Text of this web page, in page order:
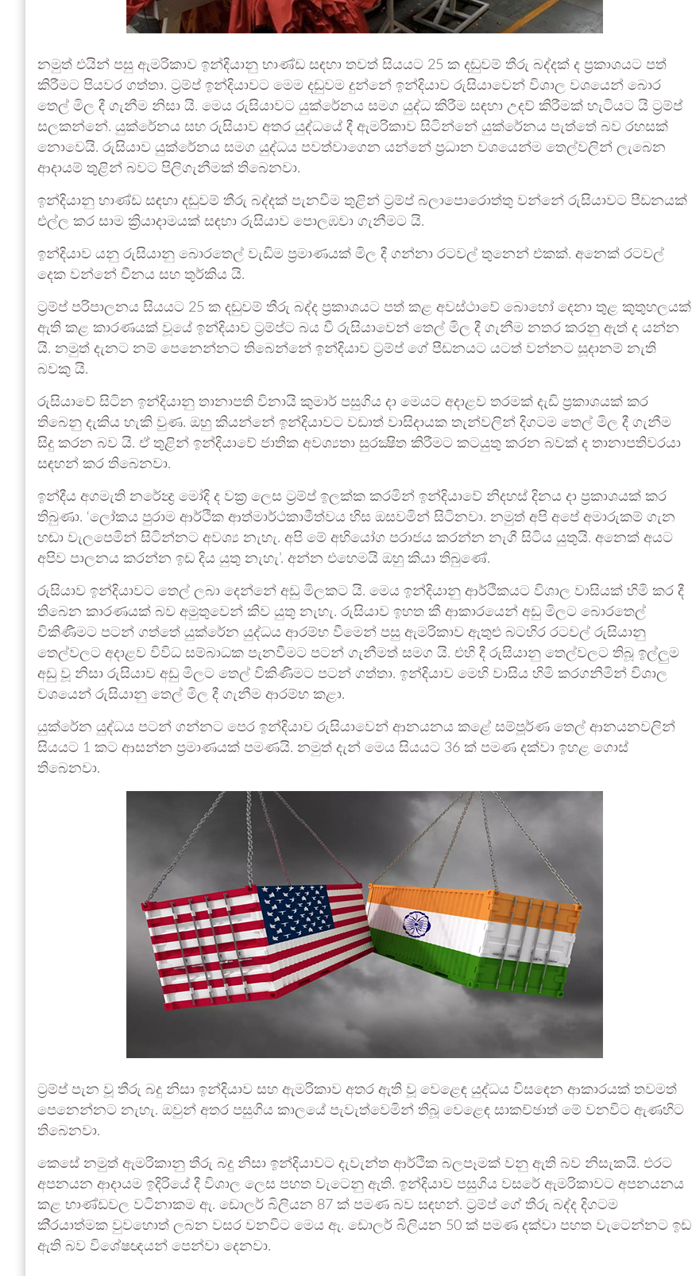
නමුත් එයින් පසු ඇමරිකාව ඉන්දියානු භාණ්ඩ සඳහා තවත් සියයට 25 ක දඬුවම් තීරු බද්දක් ද ප‍්‍රකාශයට පත්
කිරීමට පියවර ගත්තා. ට‍්‍රම්ප් ඉන්දියාවට මෙම දඬුවම දුන්නේ ඉන්දියාව රුසියාවෙන් විශාල වශයෙන් බොර
තෙල් මිල දී ගැනීම නිසා යි. මෙය රුසියාවට යුක්රේනය සමග යුද්ධ කිරීම සඳහා උදව් කිරීමක් හැටියට යි ට‍්‍රම්ප්
සලකන්නේ. යුක්රේනය සහ රුසියාව අතර යුද්ධයේ දී ඇමරිකාව සිටින්නේ යුක්රේනය පැත්තේ බව රහසක්
නොවෙයි. රුසියාව යුක්රේනය සමග යුද්ධය පවත්වාගෙන යන්නේ ප‍්‍රධාන වශයෙන්ම තෙල්වලින් ලැබෙන
ආදායම් තුළින් බවට පිලිගැනීමක් තිබෙනවා.
ඉන්දියානු භාණ්ඩ සඳහා දඬුවම් තීරු බද්දක් පැනවීම තුළින් ට්‍රම්ප් බලාපොරොත්තු වන්නේ රුසියාවට පීඩනයක්
එල්ල කර සාම ක්‍රියාදාමයක් සඳහා රුසියාව පොලඹවා ගැනීමට යි.
ඉන්දියාව යනු රුසියානු බොරතෙල් වැඩිම ප‍්‍රමාණයක් මිල දී ගන්නා රටවල් තුනෙන් එකක්. අනෙක් රටවල්
දෙක වන්නේ චීනය සහ තුර්කිය යි.
ට‍්‍රම්ප් පරිපාලනය සියයට 25 ක දඬුවම් තීරු බද්ද ප‍්‍රකාශයට පත් කළ අවස්ථාවේ බොහෝ දෙනා තුළ කුතුහලයක්
ඇති කළ කාරණයක් වූයේ ඉන්දියාව ට‍්‍රම්ප්ට බය වී රුසියාවෙන් තෙල් මිල දී ගැනීම නතර කරනු ඇත් ද යන්න
යි. නමුත් දැනට නම් පෙනෙන්නට තිබෙන්නේ ඉන්දියාව ට‍්‍රම්ප් ගේ පීඩනයට යටත් වන්නට සූදානම් නැති
බවකු යි.
රුසියාවේ සිටින ඉන්දියානු තානාපති විනායි කුමාර් පසුගිය දා මෙයට අදාළව තරමක් දැඩි ප‍්‍රකාශයක් කර
තිබෙනු දැකිය හැකි වුණ. ඔහු කියන්නේ ඉන්දියාවට වඩාත් වාසිදායක තැන්වලින් දිගටම තෙල් මිල දී ගැනීම
සිදු කරන බව යි. ඒ තුළින් ඉන්දියාවේ ජාතික අවශ්‍යතා සුරක්‍ෂිත කිරීමට කටයුතු කරන බවක් ද තානාපතිවරයා
සඳහන් කර තිබෙනවා.
ඉන්දීය අගමැති නරේන්‍ද්‍ර මෝදි ද වක‍්‍ර ලෙස ට‍්‍රම්ප් ඉලක්ක කරමින් ඉන්දියාවේ නිදහස් දිනය දා ප‍්‍රකාශයක් කර
තිබුණා. ‘ලෝකය පුරාම ආර්ථික ආත්මාර්ථකාමීත්වය හිස ඔසවමින් සිටිනවා. නමුත් අපි අපේ අමාරුකම් ගැන
හඬා වැලපෙමින් සිටින්නට අවශ්‍ය නැහැ. අපි මේ අභියෝග පරාජය කරන්න නැගී සිටිය යුතුයි. අනෙක් අයට
අපිව පාලනය කරන්න ඉඩ දිය යුතු නැහැ’. අන්න එහෙමයි ඔහු කියා තිබුණේ.
රුසියාව ඉන්දියාවට තෙල් ලබා දෙන්නේ අඩු මිලකට යි. මෙය ඉන්දියානු ආර්ථිකයට විශාල වාසියක් හිමි කර දී
තිබෙන කාරණයක් බව අමුතුවෙන් කිව යුතු නැහැ. රුසියාව ඉහත කී ආකාරයෙන් අඩු මිලට බොරතෙල්
විකිණීමට පටන් ගත්තේ යුක්රේන යුද්ධය ආරම්භ වීමෙන් පසු ඇමරිකාව ඇතුළු බටහිර රටවල් රුසියානු
තෙල්වලට අදාළව විවිධ සම්බාධක පැනවීමට පටන් ගැනීමත් සමග යි. එහි දී රුසියානු තෙල්වලට තිබූ ඉල්ලුම
අඩු වූ නිසා රුසියාව අඩු මිලට තෙල් විකිණීමට පටන් ගත්තා. ඉන්දියාව මෙහි වාසිය හිමි කරගනිමින් විශාල
වශයෙන් රුසියානු තෙල් මිල දී ගැනීම ආරම්භ කළා.
යුක්රේන යුද්ධය පටන් ගන්නට පෙර ඉන්දියාව රුසියාවෙන් ආනයනය කළේ සම්පූර්ණ තෙල් ආනයනවලින්
සියයට 1 කට ආසන්න ප‍්‍රමාණයක් පමණයි. නමුත් දැන් මෙය සියයට 36 ක් පමණ දක්වා ඉහළ ගොස්
තිබෙනවා.
ට‍්‍රම්ප් පැන වූ තීරු බදු නිසා ඉන්දියාව සහ ඇමරිකාව අතර ඇති වූ වෙළෙඳ යුද්ධය විසඳෙන ආකාරයක් තවමත්
පෙනෙන්නට නැහැ. ඔවුන් අතර පසුගිය කාලයේ පැවැත්වෙමින් තිබූ වෙළෙඳ සාකච්ඡාත් මේ වනවිට ඇණහිට
තිබෙනවා.
කෙසේ නමුත් ඇමරිකානු තීරු බදු නිසා ඉන්දියාවට දැවැන්ත ආර්ථික බලපෑමක් වනු ඇති බව නිසැකයි. එරට
අපනයන ආදායම ඉදිරියේ දී විශාල ලෙස පහත වැටෙනු ඇති. ඉන්දියාව පසුගිය වසරේ ඇමරිකාවට අපනයනය
කළ භාණ්ඩවල වටිනාකම ඇ. ඩොලර් බිලියන 87 ක් පමණ බව සඳහන්. ට‍්‍රම්ප් ගේ තීරු බද්ද දිගටම
කි‍්‍රයාත්මක වුවහොත් ලබන වසර වනවිට මෙය ඇ. ඩොලර් බිලියන 50 ක් පමණ දක්වා පහත වැටෙන්නට ඉඩ
ඇති බව විශේෂඥයන් පෙන්වා දෙනවා.